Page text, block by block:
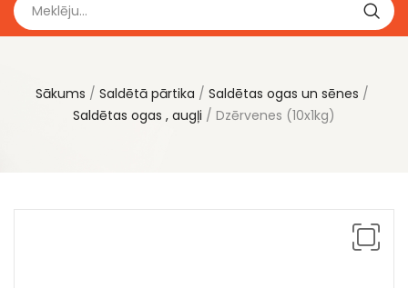
Sākums Saldētā pārtika
Saldētas ogas un sēnes
Saldētas ogas , augļi
Dzērvenes (10x1kg)